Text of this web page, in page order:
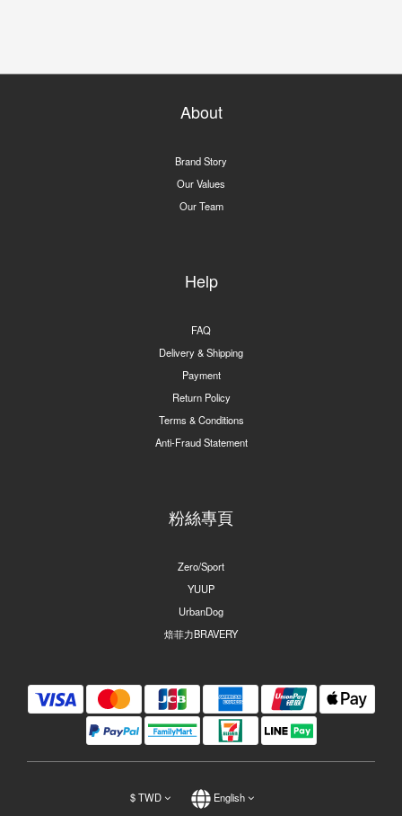
About
Brand Story
Our Values
Our Team
Help
FAQ
Delivery & Shipping
Payment
Return Policy
Terms & Conditions
Anti-Fraud Statement
粉絲專頁
Zero/Sport
YUUP
UrbanDog
焙菲力BRAVERY
$TWD English